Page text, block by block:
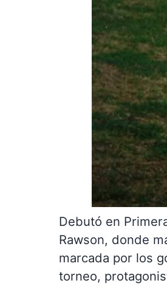
Debutó en
Rawson, donde
marcada por los
torneo,